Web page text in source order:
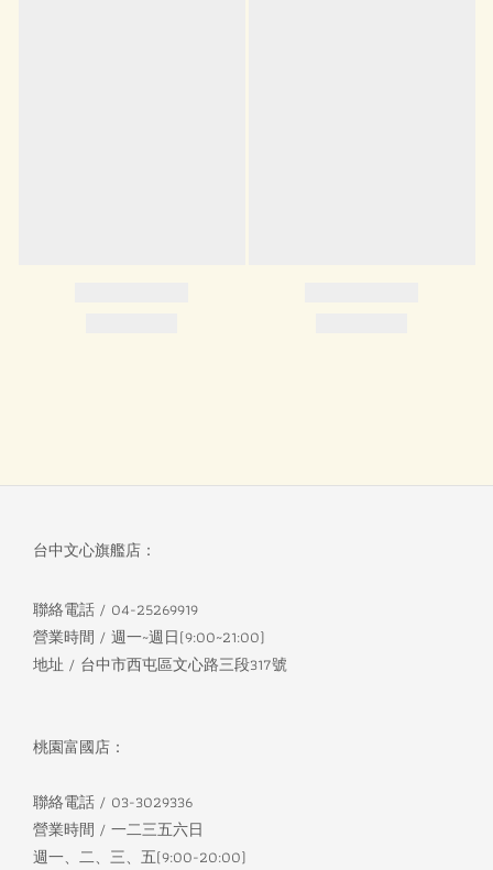
台中文心旗艦店：
聯絡電話 / 04-25269919
營業時間 / 週一~週日(9:00~21:00)
地址 / 台中市西屯區文心路三段317號
桃園富國店：
聯絡電話 / 03-3029336
營業時間 / 一二三五六日
週一、二、三、五(9:00-20:00)